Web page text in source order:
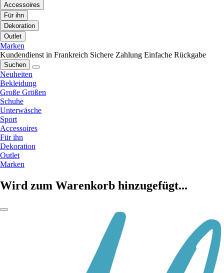
Accessoires
Für ihn
Dekoration
Outlet
Marken
Kundendienst in Frankreich Sichere Zahlung Einfache Rückgabe
Suchen
Neuheiten
Bekleidung
Große Größen
Schuhe
Unterwäsche
Sport
Accessoires
Für ihn
Dekoration
Outlet
Marken
Wird zum Warenkorb hinzugefügt...